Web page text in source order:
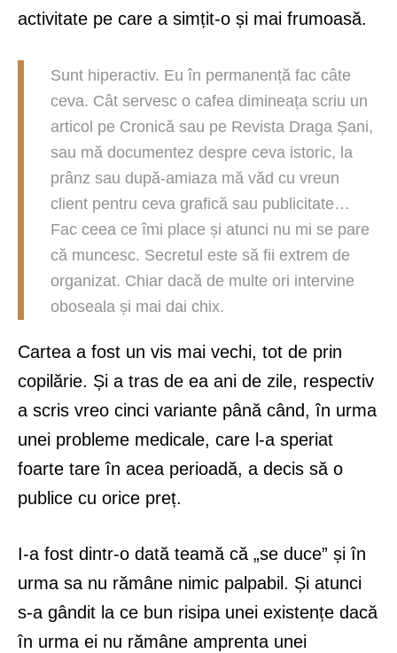
activitate pe care a simțit-o și mai frumoasă.
Sunt hiperactiv. Eu în permanență fac câte
ceva. Cât servesc o cafea dimineața scriu un
articol pe Cronică sau pe Revista Draga Șani,
sau mă documentez despre ceva istoric, la
prânz sau după-amiaza mă văd cu vreun
client pentru ceva grafică sau publicitate…
Fac ceea ce îmi place și atunci nu mi se pare
că muncesc. Secretul este să fii extrem de
organizat. Chiar dacă de multe ori intervine
oboseala și mai dai chix.
Cartea a fost un vis mai vechi, tot de prin
copilărie. Și a tras de ea ani de zile, respectiv
a scris vreo cinci variante până când, în urma
unei probleme medicale, care l-a speriat
foarte tare în acea perioadă, a decis să o
publice cu orice preț.
I-a fost dintr-o dată teamă că „se duce” și în
urma sa nu rămâne nimic palpabil. Și atunci
s-a gândit la ce bun risipa unei existențe dacă
în urma ei nu rămâne amprenta unei